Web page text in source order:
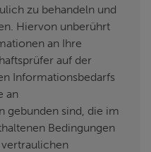
zu behandeln und
Hiervon unberührt
an Ihre
auf der
Informationsbedarfs
an
gebunden sind, die im
Bedingungen